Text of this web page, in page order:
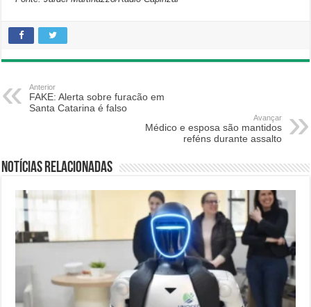
Anterior
FAKE: Alerta sobre furacão em
Santa Catarina é falso
Avançar
Médico e esposa são mantidos
reféns durante assalto
Notícias relacionadas